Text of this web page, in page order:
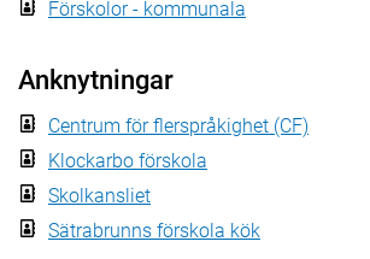
Förskolor - kommunala
Anknytningar
Centrum för flerspråkighet (CF)
Klockarbo förskola
Skolkansliet
Sätrabrunns förskola kök